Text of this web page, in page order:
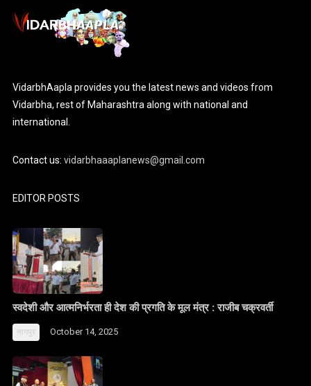
VidarbhAapla provides you the latest news and videos from
Vidarbha, rest of Maharashtra along with national and
international.
Contact us:vidarbhaaaplanews@gmail.com
EDITOR POSTS
स्वदेशी और आत्मनिर्भरता ही देश की प्रगति के मूल मंत्र : राजीब चक्रवर्ती
नागपुर October 14, 2025